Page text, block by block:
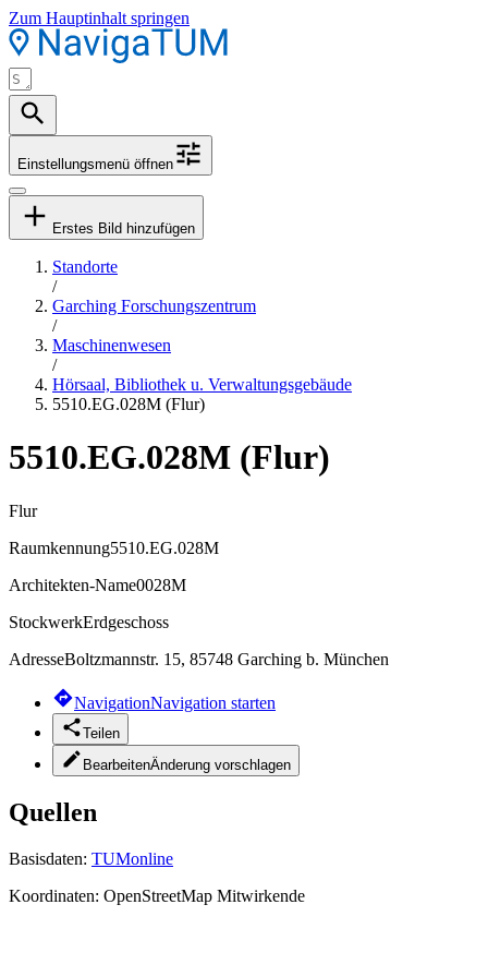
Zum Hauptinhalt springen
Einstellungsmenü öffnen
Erstes Bild hinzufügen
Standorte
/
Garching Forschungszentrum
/
Maschinenwesen
/
Hörsaal, Bibliothek u. Verwaltungsgebäude
5510.EG.028M (Flur)
5510.EG.028M (Flur)
Flur
Raumkennung5510.EG.028M
Architekten-Name0028M
StockwerkErdgeschoss
AdresseBoltzmannstr. 15, 85748 Garching b. München
NavigationNavigation starten
Teilen
BearbeitenÄnderung vorschlagen
Quellen
Basisdaten: TUMonline
Koordinaten: OpenStreetMap Mitwirkende